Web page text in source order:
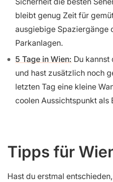
bleibt genug Zeit für
ausgiebige Spaziergänge
Parkanlagen.
5 Tage in Wien: Du kannst
und hast zusätzlich noch
letzten Tag eine kleine
coolen Aussichtspunkt als
Tipps für
Hast du erstmal